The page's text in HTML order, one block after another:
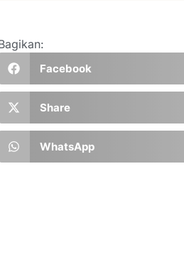
Facebook
Share
WhatsApp